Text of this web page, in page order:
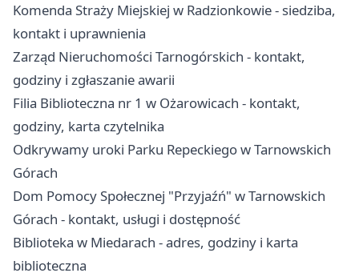
Komenda Straży Miejskiej w Radzionkowie - siedziba,
kontakt i uprawnienia
Zarząd Nieruchomości Tarnogórskich - kontakt,
godziny i zgłaszanie awarii
Filia Biblioteczna nr 1 w Ożarowicach - kontakt,
godziny, karta czytelnika
Odkrywamy uroki Parku Repeckiego w Tarnowskich
Górach
Dom Pomocy Społecznej "Przyjaźń" w Tarnowskich
Górach - kontakt, usługi i dostępność
Biblioteka w Miedarach - adres, godziny i karta
biblioteczna